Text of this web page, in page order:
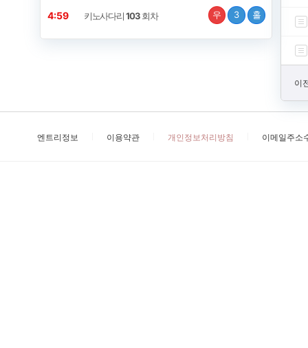
4:59 키노사다리103회차 우 3 홀
이
엔트리정보 이용약관 개인정보처리방침 이메일주소